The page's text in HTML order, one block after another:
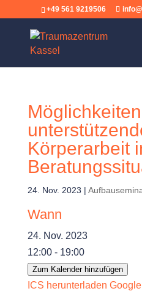
+49 561 9219506
Körperarbeit
24. Nov. 2023 |
Wann
24. Nov. 2023
12:00 - 19:00
Zum Kalender hinzufügen
ICS herunterladen